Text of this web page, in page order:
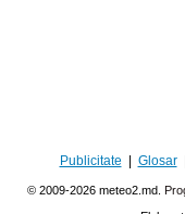
Publicitate Glosar|
© 2009-2026 meteo2.md.